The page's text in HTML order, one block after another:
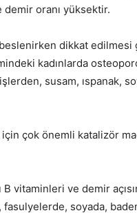
demir oranı yüksektir.
dikkat
kadınlarda
susam, ıspanak,
çok önemli katalizör
B vitaminleri ve demir
fasulyelerde, soyada,